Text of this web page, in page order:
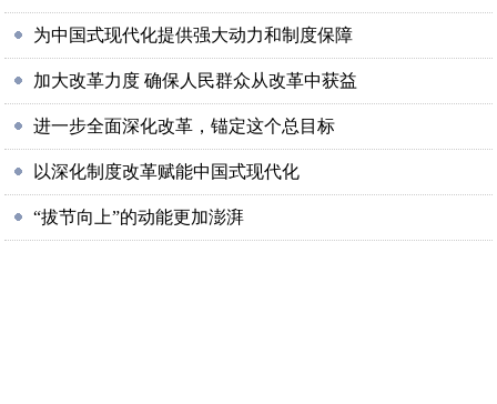
为中国式现代化提供强大动力和制度保障
加大改革力度 确保人民群众从改革中获益
进一步全面深化改革，锚定这个总目标
以深化制度改革赋能中国式现代化
“拔节向上”的动能更加澎湃